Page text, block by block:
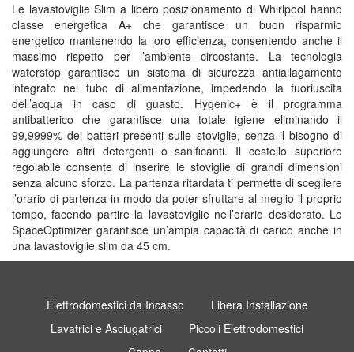
Le lavastoviglie Slim a libero posizionamento di Whirlpool hanno
classe energetica A+ che garantisce un buon risparmio
energetico mantenendo la loro efficienza, consentendo anche il
massimo rispetto per l’ambiente circostante. La tecnologia
waterstop garantisce un sistema di sicurezza antiallagamento
integrato nel tubo di alimentazione, impedendo la fuoriuscita
dell’acqua in caso di guasto. Hygenic+ è il programma
antibatterico che garantisce una totale igiene eliminando il
99,9999% dei batteri presenti sulle stoviglie, senza il bisogno di
aggiungere altri detergenti o sanificanti. Il cestello superiore
regolabile consente di inserire le stoviglie di grandi dimensioni
senza alcuno sforzo. La partenza ritardata ti permette di scegliere
l’orario di partenza in modo da poter sfruttare al meglio il proprio
tempo, facendo partire la lavastoviglie nell’orario desiderato. Lo
SpaceOptimizer garantisce un’ampia capacità di carico anche in
una lavastoviglie slim da 45 cm.
Elettrodomestici da Incasso
Libera Installazione
Lavatrici e Asciugatrici
Piccoli Elettrodomestici